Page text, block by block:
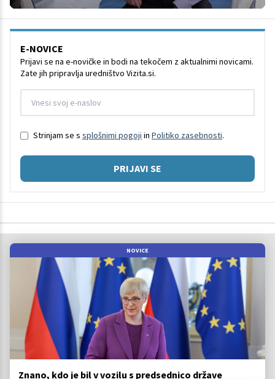
E-NOVICE
Prijavi se na e-novičke in bodi na tekočem z aktualnimi novicami.
Zate jih pripravlja uredništvo Vizita.si.
Strinjam se s splošnimi pogoji in Politiko zasebnosti.
PRIJAVI SE
NOVICE
Znano, kdo je bil v vozilu s predsednico države